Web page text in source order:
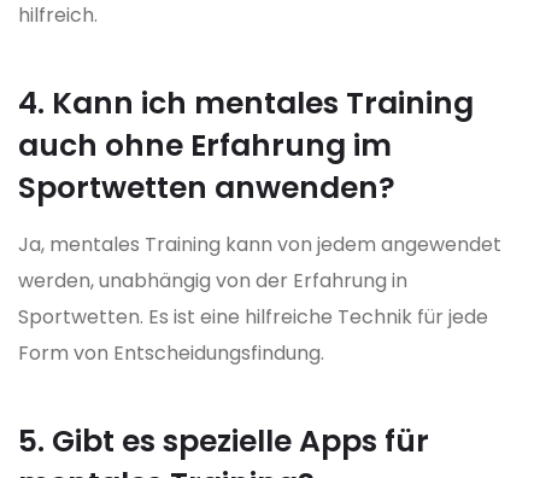
hilfreich.
4. Kann ich mentales Training
auch ohne Erfahrung im
Sportwetten anwenden?
Ja, mentales Training kann von jedem angewendet
werden, unabhängig von der Erfahrung in
Sportwetten. Es ist eine hilfreiche Technik für jede
Form von Entscheidungsfindung.
5. Gibt es spezielle Apps für